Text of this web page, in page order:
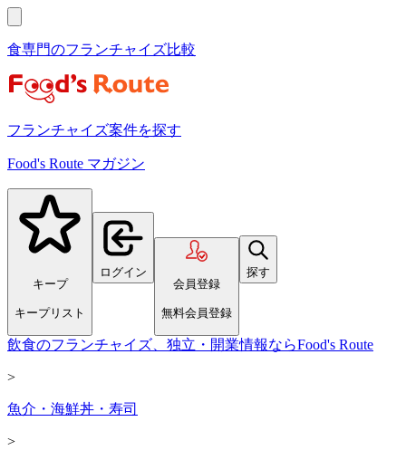
食専門のフランチャイズ比較
フランチャイズ案件を探す
Food's Route マガジン
キープ
キープリスト
ログイン
会員登録
無料会員登録
探す
飲食のフランチャイズ、独立・開業情報ならFood's Route
>
魚介・海鮮丼・寿司
>